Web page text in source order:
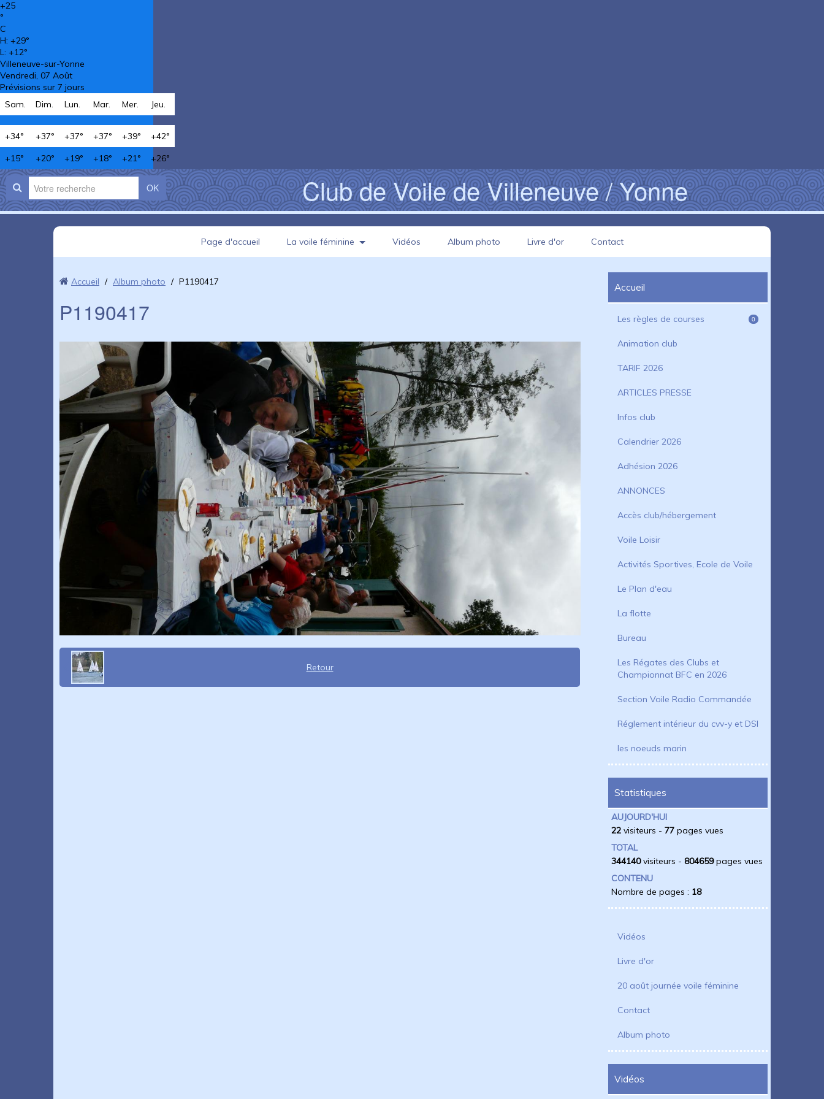
+25
°
C
H: +29°
L: +12°
Villeneuve-sur-Yonne
Vendredi, 07 Août
Prévisions sur 7 jours
Sam.
Dim. Lun. Mar. Mer. Jeu.
+34° +37° +37° +37° +39° +42°
+15° +20° +19° +18° +21° +26°
OK Club de Voile de Villeneuve / Yonne
Page d'accueil La voile féminine Vidéos Album photo Livre d'or Contact
Accueil / Album photo / P1190417
P1190417
Retour
Accueil
Les règles de courses 0
Animation club
TARIF 2026
ARTICLES PRESSE
Infos club
Calendrier 2026
Adhésion 2026
ANNONCES
Accès club/hébergement
Voile Loisir
Activités Sportives, Ecole de Voile
Le Plan d'eau
La flotte
Bureau
Les Régates des Clubs et
Championnat BFC en 2026
Section Voile Radio Commandée
Réglement intérieur du cvv-y et DSI
les noeuds marin
Statistiques
AUJOURD'HUI
22visiteurs - 77pages vues
TOTAL
344140visiteurs - 804659pages vues
CONTENU
Nombre de pages : 18
Vidéos
Livre d'or
20 août journée voile féminine
Contact
Album photo
Vidéos